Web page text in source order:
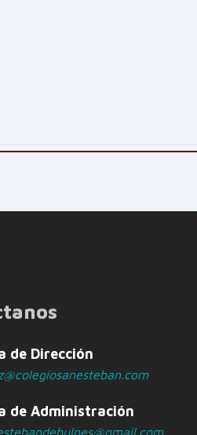
de Dirección
de Administración